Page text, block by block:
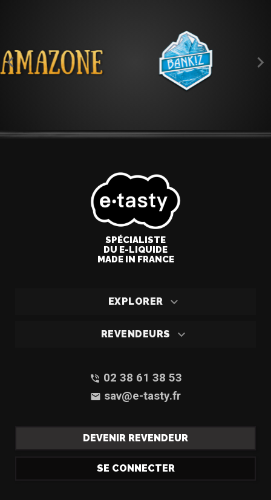
 
SPÉCIALISTE
DU E-LIQUIDE
MADE IN FRANCE
EXPLORER 
REVENDEURS 
phone_in_talk 02 38 61 38 53
email sav@e-tasty.fr
DEVENIR REVENDEUR
SE CONNECTER